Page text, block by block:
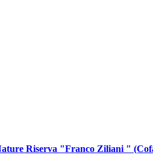
Riserva "Franco Ziliani "